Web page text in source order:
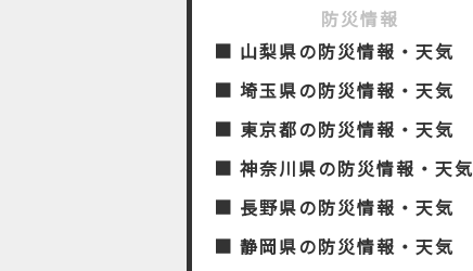
防災情報
■ 山梨県の防災情報・天気
■ 埼玉県の防災情報・天気
■ 東京都の防災情報・天気
■ 神奈川県の防災情報・天気
■ 長野県の防災情報・天気
■ 静岡県の防災情報・天気